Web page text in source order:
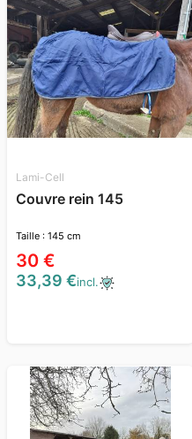
Lami-Cell
Couvre rein 145
Taille : 145 cm
30 €
33,39 €incl.